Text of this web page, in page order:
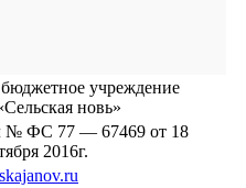
учреждение
новь»
№ ФС 77 — 67469 от 18
2016г.